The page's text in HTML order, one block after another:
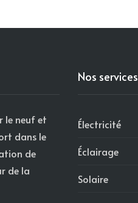
le neuf et
dans le
de
de la
Nos services
Électricité
Éclairage
Solaire